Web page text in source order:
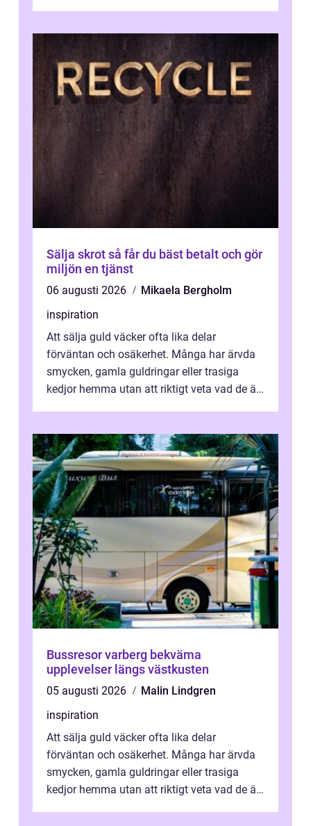
Sälja skrot så får du bäst betalt och gör
miljön en tjänst
06 augusti 2026
Mikaela Bergholm
inspiration
Att sälja guld väcker ofta lika delar
förväntan och osäkerhet. Många har ärvda
smycken, gamla guldringar eller trasiga
kedjor hemma utan att riktigt veta vad de är
Bussresor varberg bekväma
upplevelser längs västkusten
05 augusti 2026
Malin Lindgren
inspiration
Att sälja guld väcker ofta lika delar
förväntan och osäkerhet. Många har ärvda
smycken, gamla guldringar eller trasiga
kedjor hemma utan att riktigt veta vad de är